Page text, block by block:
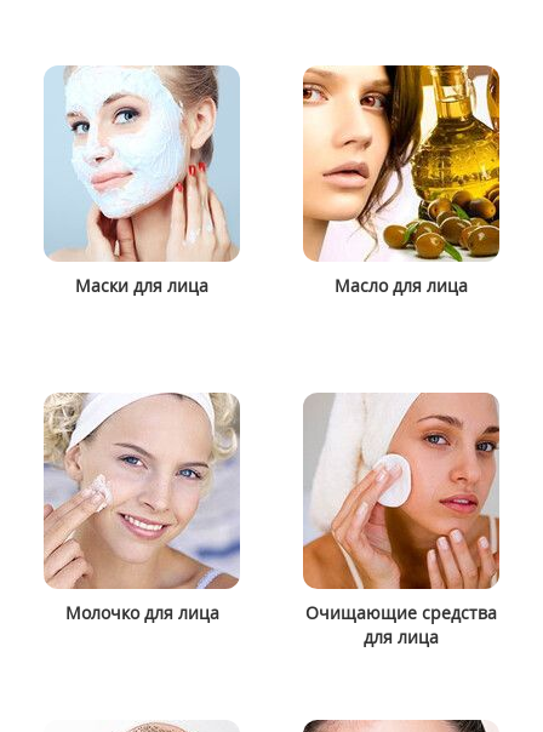
Маски для лица Масло для лица
Молочко для лица
Очищающие средства
для лица